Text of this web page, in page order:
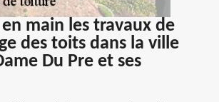
main les travaux de
des toits dans la ville
Du Pre et ses